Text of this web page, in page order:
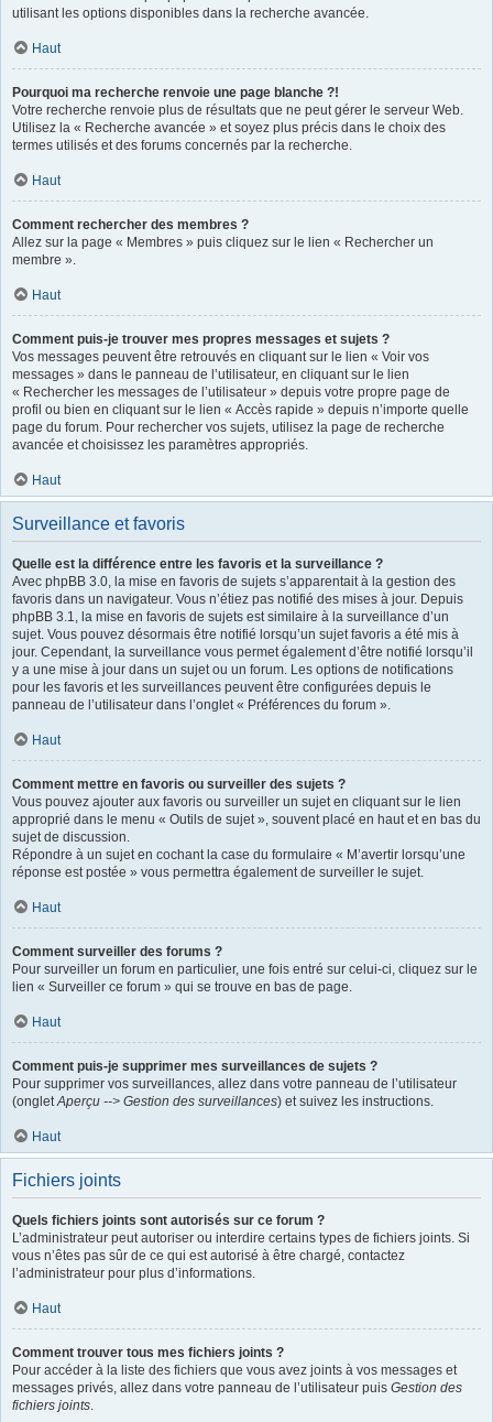
utilisant les options disponibles dans la recherche avancée.
Haut
Pourquoi ma recherche renvoie une page blanche ?!
Votre recherche renvoie plus de résultats que ne peut gérer le serveur Web.
Utilisez la « Recherche avancée » et soyez plus précis dans le choix des
termes utilisés et des forums concernés par la recherche.
Haut
Comment rechercher des membres ?
Allez sur la page « Membres » puis cliquez sur le lien « Rechercher un
membre ».
Haut
Comment puis-je trouver mes propres messages et sujets ?
Vos messages peuvent être retrouvés en cliquant sur le lien « Voir vos
messages » dans le panneau de l’utilisateur, en cliquant sur le lien
« Rechercher les messages de l’utilisateur » depuis votre propre page de
profil ou bien en cliquant sur le lien « Accès rapide » depuis n’importe quelle
page du forum. Pour rechercher vos sujets, utilisez la page de recherche
avancée et choisissez les paramètres appropriés.
Haut
Surveillance et favoris
Quelle est la différence entre les favoris et la surveillance ?
Avec phpBB 3.0, la mise en favoris de sujets s’apparentait à la gestion des
favoris dans un navigateur. Vous n’étiez pas notifié des mises à jour. Depuis
phpBB 3.1, la mise en favoris de sujets est similaire à la surveillance d’un
sujet. Vous pouvez désormais être notifié lorsqu’un sujet favoris a été mis à
jour. Cependant, la surveillance vous permet également d’être notifié lorsqu’il
y a une mise à jour dans un sujet ou un forum. Les options de notifications
pour les favoris et les surveillances peuvent être configurées depuis le
panneau de l’utilisateur dans l’onglet « Préférences du forum ».
Haut
Comment mettre en favoris ou surveiller des sujets ?
Vous pouvez ajouter aux favoris ou surveiller un sujet en cliquant sur le lien
approprié dans le menu « Outils de sujet », souvent placé en haut et en bas du
sujet de discussion.
Répondre à un sujet en cochant la case du formulaire « M’avertir lorsqu’une
réponse est postée » vous permettra également de surveiller le sujet.
Haut
Comment surveiller des forums ?
Pour surveiller un forum en particulier, une fois entré sur celui-ci, cliquez sur le
lien « Surveiller ce forum » qui se trouve en bas de page.
Haut
Comment puis-je supprimer mes surveillances de sujets ?
Pour supprimer vos surveillances, allez dans votre panneau de l’utilisateur
(ongletAperçu --> Gestion des surveillances) et suivez les instructions.
Haut
Fichiers joints
Quels fichiers joints sont autorisés sur ce forum ?
L’administrateur peut autoriser ou interdire certains types de fichiers joints. Si
vous n’êtes pas sûr de ce qui est autorisé à être chargé, contactez
l’administrateur pour plus d’informations.
Haut
Comment trouver tous mes fichiers joints ?
Pour accéder à la liste des fichiers que vous avez joints à vos messages et
messages privés, allez dans votre panneau de l’utilisateur puis Gestion des
fichiers joints.